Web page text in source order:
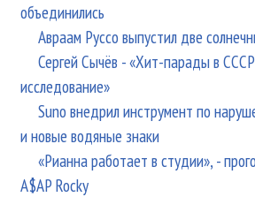
объединились
Авраам Руссо выпустил две
Сергей Сычёв - «Хит-парады в
исследование»
Suno внедрил инструмент по
и новые водяные знаки
«Рианна работает в студии», -
A$AP Rocky